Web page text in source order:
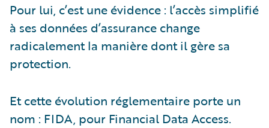
Pour lui, c’est une évidence : l’accès simplifié
à ses données d’assurance change
radicalement la manière dont il gère sa
protection.
Et cette évolution réglementaire porte un
nom : FIDA, pour Financial Data Access.